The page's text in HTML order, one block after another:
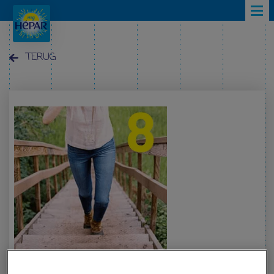
Overslaan en naar de inhoud gaan
TERUG